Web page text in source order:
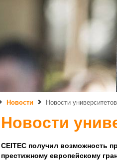
Новости Новости
Новости
CEITEC получил возможность
престижному европейскому